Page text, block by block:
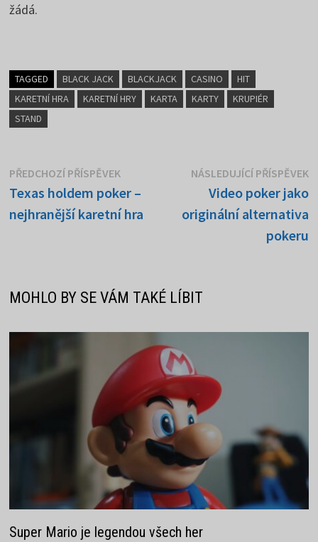
žádá.
TAGGED BLACK JACK BLACKJACK CASINO
HIT
KARETNÍ HRA
KARETNÍ HRY KARTA KARTY
KRUPIÉR
STAND
Navigace
pro
příspěvek
PŘEDCHOZÍ PŘÍSPĚVEK
příspěvek:
Texas holdem poker –
nejhranější karetní hra
NÁSLEDUJÍCÍ PŘÍSPĚVEK
Video poker jako
originální alternativa
pokeru
MOHLO BY SE VÁM TAKÉ LÍBIT
Super Mario je legendou všech her